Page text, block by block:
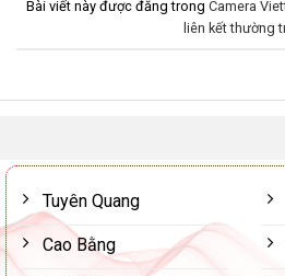
Bài viết này được đăng trong Camera
liên kết thường
Tuyên Quang
Cao Bằng